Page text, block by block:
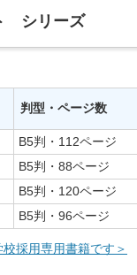
シリーズ
判型・ページ数
B5判・112ページ
B5判・88ページ
B5判・120ページ
B5判・96ページ
採用専用書籍です＞